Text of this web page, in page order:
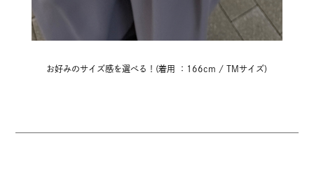
お好みのサイズ感を選べる！(着用 ：166cm / TMサイズ)